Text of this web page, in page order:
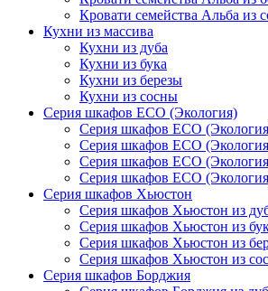
Кровати семейства Альба из
Кухни из массива
Кухни из дуба
Кухни из бука
Кухни из березы
Кухни из сосны
Серия шкафов ECO (Экология)
Серия шкафов ECO
Серия шкафов ECO
Серия шкафов ECO
Серия шкафов ECO
Серия шкафов Хьюстон
Серия шкафов Хьюстон из
Серия шкафов Хьюстон из
Серия шкафов Хьюстон из
Серия шкафов Хьюстон из
Серия шкафов Борджия